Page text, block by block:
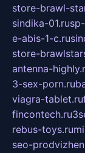
store-brawl-
sindika-01.ru
e-abis-1-c.ru
store-
antenna-
3-sex-porn.ru
viagra-tablet.ru
fincontech.ru
rebus-toys.ru
seo-